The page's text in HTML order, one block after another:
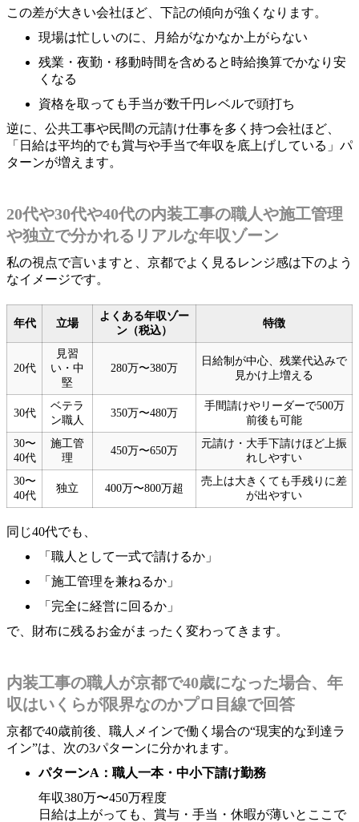
この差が大きい会社ほど、下記の傾向が強くなります。
現場は忙しいのに、月給がなかなか上がらない
残業・夜勤・移動時間を含めると時給換算でかなり安
くなる
資格を取っても手当が数千円レベルで頭打ち
逆に、公共工事や民間の元請け仕事を多く持つ会社ほど、
「日給は平均的でも賞与や手当で年収を底上げしている」パ
ターンが増えます。
20代や30代や40代の内装工事の職人や施工管理
や独立で分かれるリアルな年収ゾーン
私の視点で言いますと、京都でよく見るレンジ感は下のよう
なイメージです。
年代 立場
よくある年収ゾー
ン（税込）
特徴
20代
見習
い・中
堅
280万〜380万
日給制が中心、残業代込みで
見かけ上増える
30代
ベテラ
ン職人
350万〜480万
手間請けやリーダーで500万
前後も可能
30〜
40代
施工管
理
450万〜650万
元請け・大手下請けほど上振
れしやすい
30〜
40代
独立 400万〜800万超
売上は大きくても手残りに差
が出やすい
同じ40代でも、
「職人として一式で請けるか」
「施工管理を兼ねるか」
「完全に経営に回るか」
で、財布に残るお金がまったく変わってきます。
内装工事の職人が京都で40歳になった場合、年
収はいくらが限界なのかプロ目線で回答
京都で40歳前後、職人メインで働く場合の“現実的な到達ラ
イン”は、次の3パターンに分かれます。
パターンA：職人一本・中小下請け勤務
年収380万〜450万程度
日給は上がっても、賞与・手当・休暇が薄いとここで